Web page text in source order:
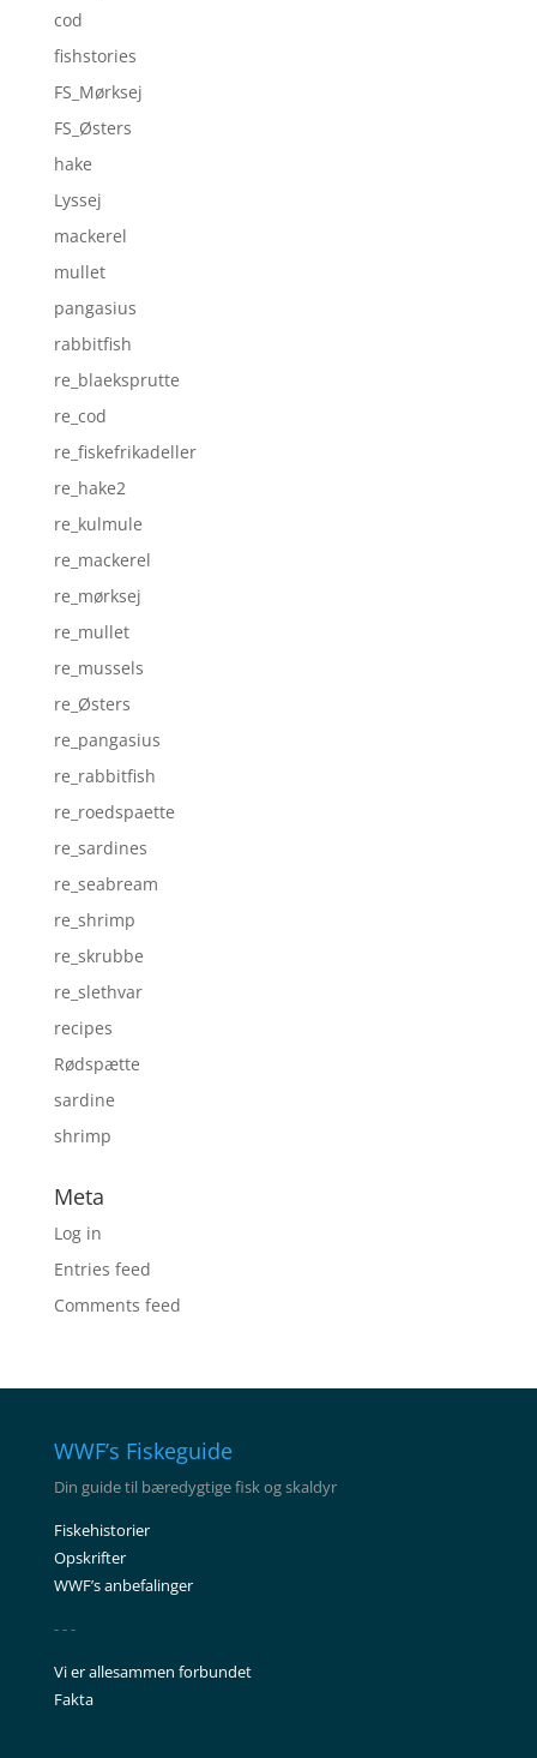
cod
fishstories
FS_Mørksej
FS_Østers
hake
Lyssej
mackerel
mullet
pangasius
rabbitfish
re_blaeksprutte
re_cod
re_fiskefrikadeller
re_hake2
re_kulmule
re_mackerel
re_mørksej
re_mullet
re_mussels
re_Østers
re_pangasius
re_rabbitfish
re_roedspaette
re_sardines
re_seabream
re_shrimp
re_skrubbe
re_slethvar
recipes
Rødspætte
sardine
shrimp
Meta
Log in
Entries feed
Comments feed
WWF’s Fiskeguide
Din guide til bæredygtige fisk og skaldyr
Fiskehistorier
Opskrifter
WWF’s anbefalinger
- - -
Vi er allesammen forbundet
Fakta